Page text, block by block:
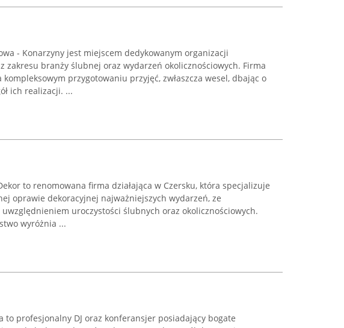
- Konarzyny jest miejscem dedykowanym organizacji
zakresu branży ślubnej oraz wydarzeń okolicznościowych. Firma
kompleksowym przygotowaniu przyjęć, zwłaszcza wesel, dbając o
ich realizacji. ...
to renomowana firma działająca w Czersku, która specjalizuje
oprawie dekoracyjnej najważniejszych wydarzeń, ze
uwzględnieniem uroczystości ślubnych oraz okolicznościowych.
wyróżnia ...
to profesjonalny DJ oraz konferansjer posiadający bogate